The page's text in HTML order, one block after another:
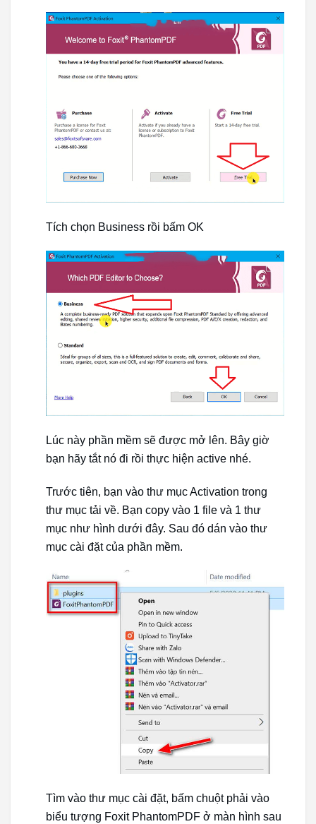
Tích chọn Business rồi bấm OK
Lúc này phần mềm sẽ được mở lên. Bây giờ
bạn hãy tắt nó đi rồi thực hiện active nhé.
Trước tiên, bạn vào thư mục Activation trong
thư mục tải về. Bạn copy vào 1 file và 1 thư
mục như hình dưới đây. Sau đó dán vào thư
mục cài đặt của phần mềm.
Tìm vào thư mục cài đặt, bấm chuột phải vào
biểu tượng Foxit PhantomPDF ở màn hình sau